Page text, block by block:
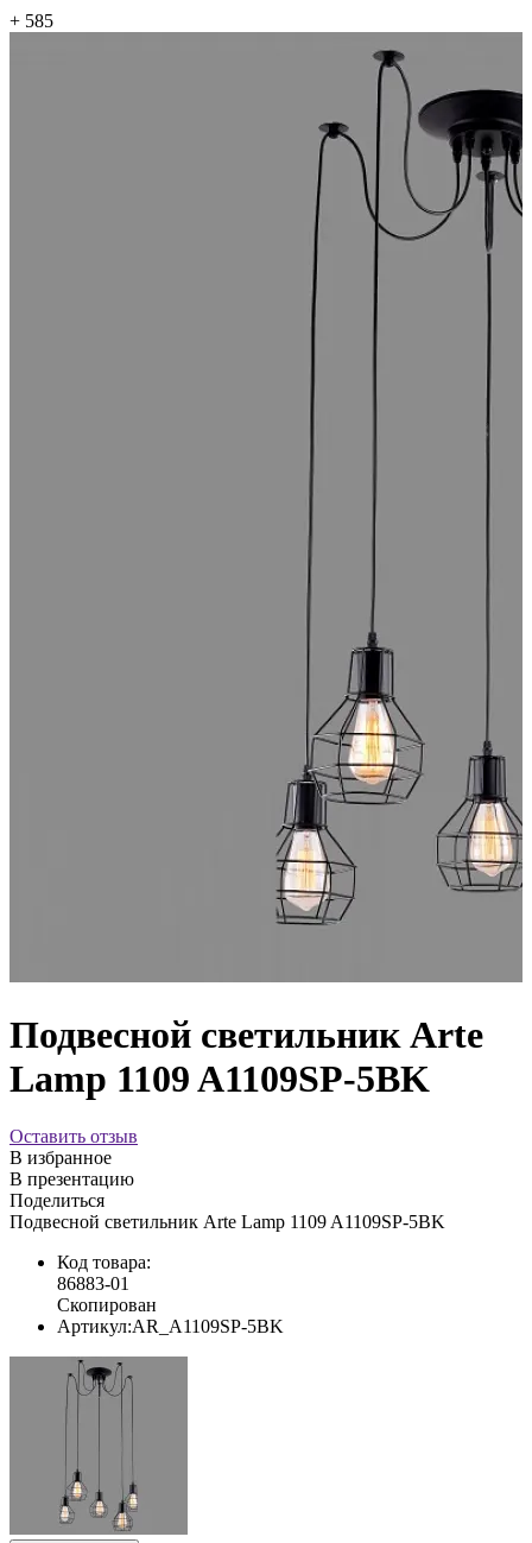
+ 585
Подвесной светильник Arte
Lamp 1109 A1109SP-5BK
Оставить отзыв
В избранное
В презентацию
Поделиться
Подвесной светильник Arte Lamp 1109 A1109SP-5BK
Код товара:
86883-01
Скопирован
Артикул:AR_A1109SP-5BK